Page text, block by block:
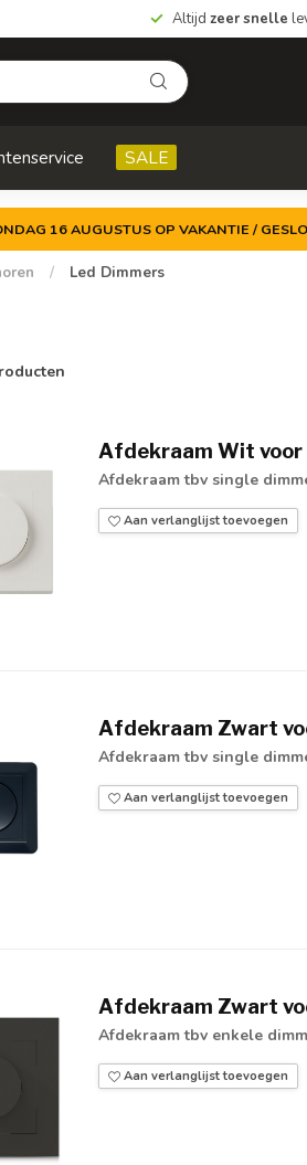
Altijd zeer snelle
SALE
16 AUGUSTUS OP VAKANTIE /
/ Led Dimmers
Afdekraam Wit voor
Afdekraam tbv single
Aan verlanglijst toevoegen
Afdekraam Zwart
Afdekraam tbv single
Aan verlanglijst toevoegen
Afdekraam Zwart
Afdekraam tbv enkele
Aan verlanglijst toevoegen